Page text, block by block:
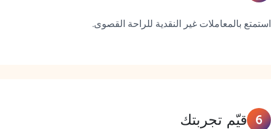
استمتع بالمعاملات غير النقدية للراحة القصوى.
6 قيّم تجربتك